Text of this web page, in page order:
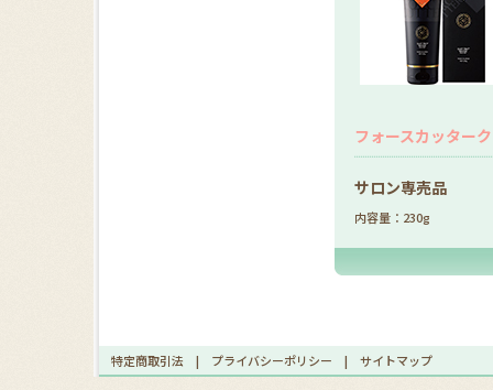
フォースカッター
サロン専売品
内容量：230g
特定商取引法 | プライバシーポリシー | サイトマップ